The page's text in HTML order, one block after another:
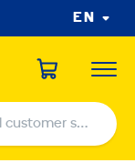
EN
centers
centers